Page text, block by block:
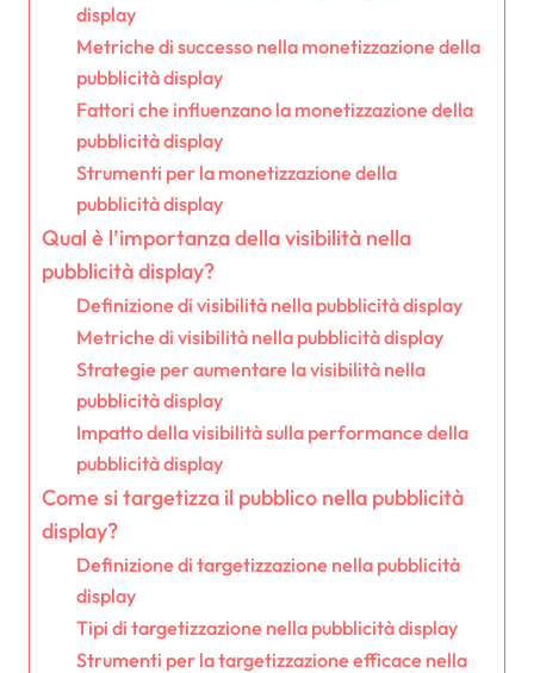
display
Metriche di successo nella monetizzazione della
pubblicità display
Fattori che influenzano la monetizzazione della
pubblicità display
Strumenti per la monetizzazione della
pubblicità display
Qual è l’importanza della visibilità nella
pubblicità display?
Definizione di visibilità nella pubblicità display
Metriche di visibilità nella pubblicità display
Strategie per aumentare la visibilità nella
pubblicità display
Impatto della visibilità sulla performance della
pubblicità display
Come si targetizza il pubblico nella pubblicità
display?
Definizione di targetizzazione nella pubblicità
display
Tipi di targetizzazione nella pubblicità display
Strumenti per la targetizzazione efficace nella